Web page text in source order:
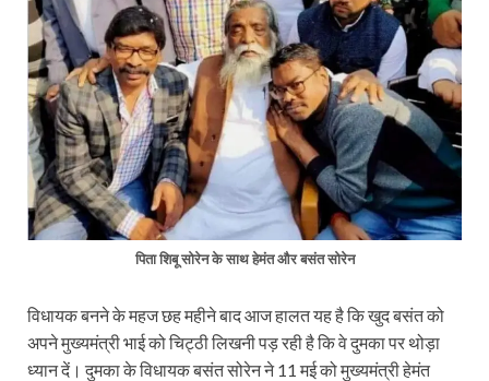
पिता शिबू सोरेन के साथ हेमंत और बसंत सोरेन
विधायक बनने के महज छह महीने बाद आज हालत यह है कि खुद बसंत को
अपने मुख्‍यमंत्री भाई को चिट्ठी लिखनी पड़ रही है कि वे दुमका पर थोड़ा
ध्‍यान दें। दुमका के विधायक बसंत सोरेन ने 11 मई को मुख्‍यमंत्री हेमंत